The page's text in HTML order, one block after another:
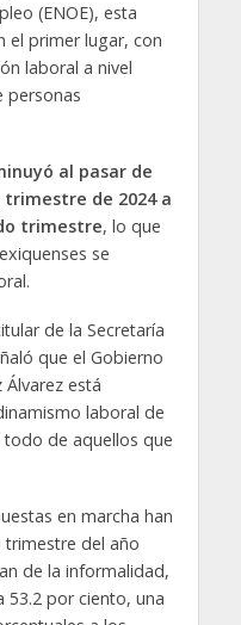
(ENOE), esta
el primer lugar, con
laboral a nivel
personas
al pasar de
de 2024 a
trimestre, lo que
se
de la Secretaría
que el Gobierno
está
laboral de
de aquellos que
en marcha han
del año
de la informalidad,
53.2 por ciento, una